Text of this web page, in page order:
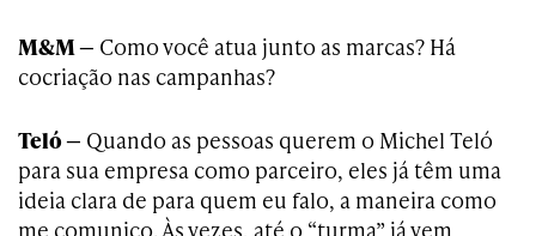
M&M — Como você atua junto as marcas? Há
cocriação nas campanhas?
Teló — Quando as pessoas querem o Michel Teló
para sua empresa como parceiro, eles já têm uma
ideia clara de para quem eu falo, a maneira como
me comunico. Às vezes, até o “turma” já vem